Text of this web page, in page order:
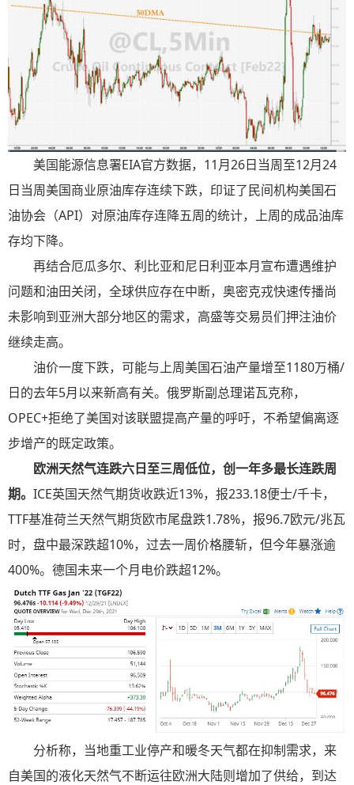
美国能源信息署EIA官方数据，11月26日当周至12月24
日当周美国商业原油库存连续下跌，印证了民间机构美国石
油协会（API）对原油库存连降五周的统计，上周的成品油库
存均下降。
再结合厄瓜多尔、利比亚和尼日利亚本月宣布遭遇维护
问题和油田关闭，全球供应存在中断，奥密克戎快速传播尚
未影响到亚洲大部分地区的需求，高盛等交易员们押注油价
继续走高。
油价一度下跌，可能与上周美国石油产量增至1180万桶/
日的去年5月以来新高有关。俄罗斯副总理诺瓦克称，
OPEC+拒绝了美国对该联盟提高产量的呼吁，不希望偏离逐
步增产的既定政策。
欧洲天然气连跌六日至三周低位，创一年多最长连跌周
期。 ICE英国天然气期货收跌近13%，报233.18便士/千卡，
TTF基准荷兰天然气期货欧市尾盘跌1.78%，报96.7欧元/兆瓦
时，盘中最深跌超10%，过去一周价格腰斩，但今年暴涨逾
400%。德国未来一个月电价跌超12%。
分析称，当地重工业停产和暖冬天气都在抑制需求，来
自美国的液化天然气不断运往欧洲大陆则增加了供给，到达